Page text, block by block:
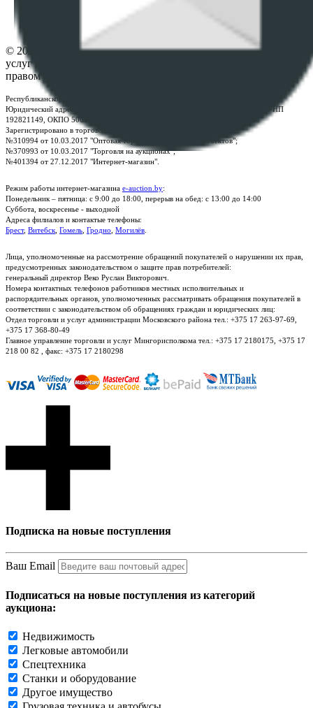
Настройки cookie-файлов
© 2026 Республиканское унитарное предприятие по оказанию
услуг "БелЮрОбеспечение" - Все права защищены авторским
правом
Республиканское унитарное предприятие по оказанию услуг "БелЮрОбеспечение"
Юридический адрес: г. Минск, пр-т. Дзержинского, 1Б, e-mail:
, УНП
192821149, ОКПО 500111895000
Зарегистрировано в торговом реестре Республики Беларусь:
№310994 от 10.03.2017 "Оптовая торговля без торговых объектов";
№370993 от 10.03.2017 "Торговля на аукционах";
№401394 от 27.12.2017 "Интернет-магазин".
Режим работы интернет-магазина e-auction.by:
Понедельник – пятница: с 9:00 до 18:00, перерыв на обед: с 13:00 до 14:00
Суббота, воскресенье - выходной
Адреса филиалов и контактые телефоны:
Брест, Витебск Гомель Гродно Могилёв
Лица, уполномоченные на рассмотрение обращений покупателей о нарушении их прав,
предусмотренных законодательством о защите прав потребителей:
генеральный директор Веко Руслан Викторович.
Номера контактных телефонов работников местных исполнительных и
распорядительных органов, уполномоченных рассматривать обращения покупателей в
соответствии с законодательством об обращениях граждан и юридических лиц:
Отдел торговли и услуг администрации Московского района тел.: +375 17 263-97-69,
+375 17 368-80-49
Главное управление торговли и услуг Мингорисполкома тел.: +375 17 2180175, +375 17
218 00 82 , факс: +375 17 2180298
Подписка на новые поступления
Ваш Email
Подписаться на новые поступления из категорий
аукциона:
Недвижимость
Легковые автомобили
Спецтехника
Станки и оборудование
Другое имущество